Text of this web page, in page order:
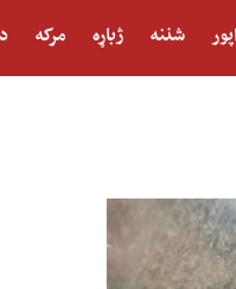
شننه ژباړه مرکه